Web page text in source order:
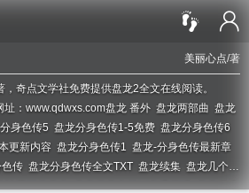
美丽心点/著
奇点文学社免费提供盘龙2全文在线阅读。
：www.qdwxs.com盘龙 番外 盘龙两部曲 盘龙
身色传5 盘龙分身色传1-5免费 盘龙分身色传6
更新内容 盘龙分身色传1 盘龙-分身色传最新章
传 盘龙分身色传全文TXT 盘龙续集 盘龙几个分
迪莉娅分身色盘龙分身色传txt免费阅读盘龙分身